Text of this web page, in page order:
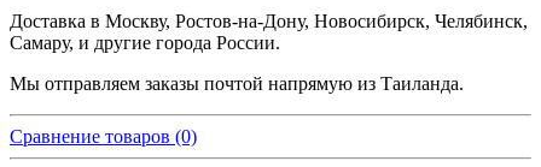
Доставка в Москву, Ростов-на-Дону, Новосибирск, Челябинск,
Самару, и другие города России.
Мы отправляем заказы почтой напрямую из Таиланда.
Сравнение товаров (0)